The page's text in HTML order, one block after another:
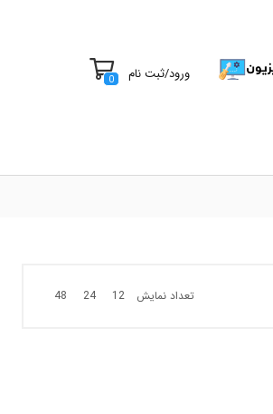
ورود/ثبت نام 0
تعداد نمایش 12
24
48